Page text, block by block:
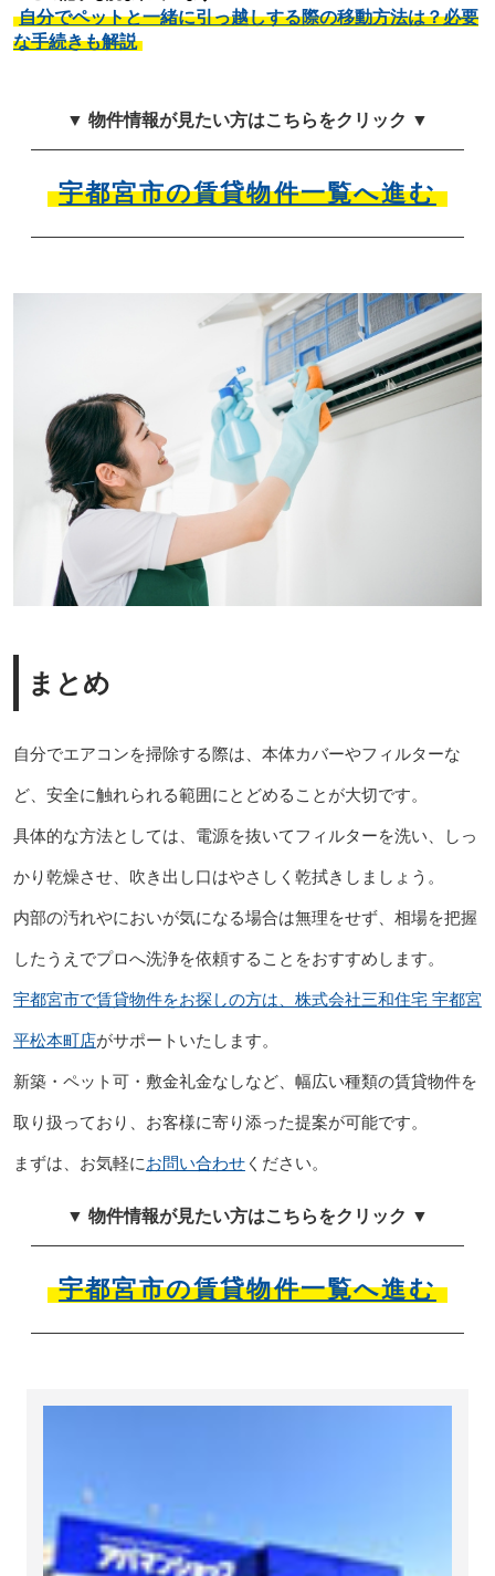
自分でペットと一緒に引っ越しする際の移動方法は？必要
な手続きも解説
▼ 物件情報が見たい方はこちらをクリック ▼
宇都宮市の賃貸物件一覧へ進む
まとめ
自分でエアコンを掃除する際は、本体カバーやフィルターな
ど、安全に触れられる範囲にとどめることが大切です。
具体的な方法としては、電源を抜いてフィルターを洗い、しっ
かり乾燥させ、吹き出し口はやさしく乾拭きしましょう。
内部の汚れやにおいが気になる場合は無理をせず、相場を把握
したうえでプロへ洗浄を依頼することをおすすめします。
宇都宮市で賃貸物件をお探しの方は、株式会社三和住宅 宇都宮
平松本町店がサポートいたします。
新築・ペット可・敷金礼金なしなど、幅広い種類の賃貸物件を
取り扱っており、お客様に寄り添った提案が可能です。
まずは、お気軽にお問い合わせください。
▼ 物件情報が見たい方はこちらをクリック ▼
宇都宮市の賃貸物件一覧へ進む